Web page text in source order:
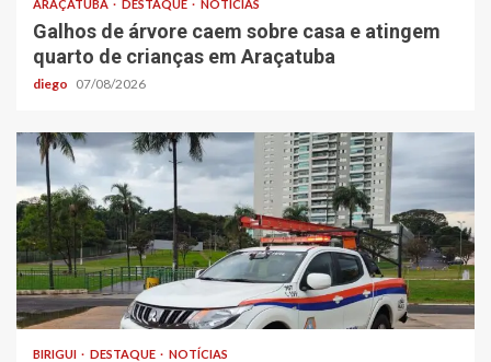
ARAÇATUBA DESTAQUE NOTÍCIAS
Galhos de árvore caem sobre casa e atingem
quarto de crianças em Araçatuba
diego 07/08/2026
BIRIGUI DESTAQUE NOTÍCIAS